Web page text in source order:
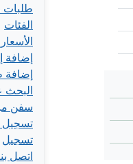
طلبات
الفئات
الأسعار
إضافة
سفن
تسجيل
تسجيل
اتصل